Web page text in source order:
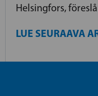
Helsingfors,
LUE SEURAAVA